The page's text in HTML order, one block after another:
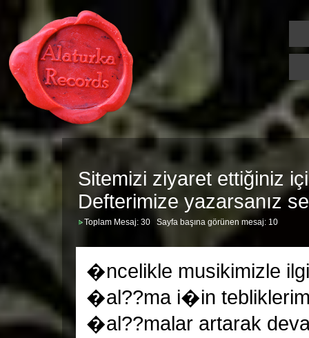
Sitemizi ziyaret ettiğiniz
Defterimize yazarsanız
Toplam Mesaj: 30 Sayfa başına görünen mesaj: 10
�ncelikle musikimizle
�al??ma i�in
�al??malar artarak